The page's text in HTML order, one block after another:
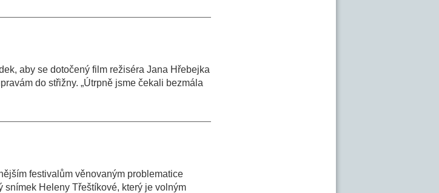
aby se dotočený film režiséra Jana Hřebejka
do střižny. „Útrpně jsme čekali bezmála
festivalům věnovaným problematice
snímek Heleny Třeštíkové, který je volným